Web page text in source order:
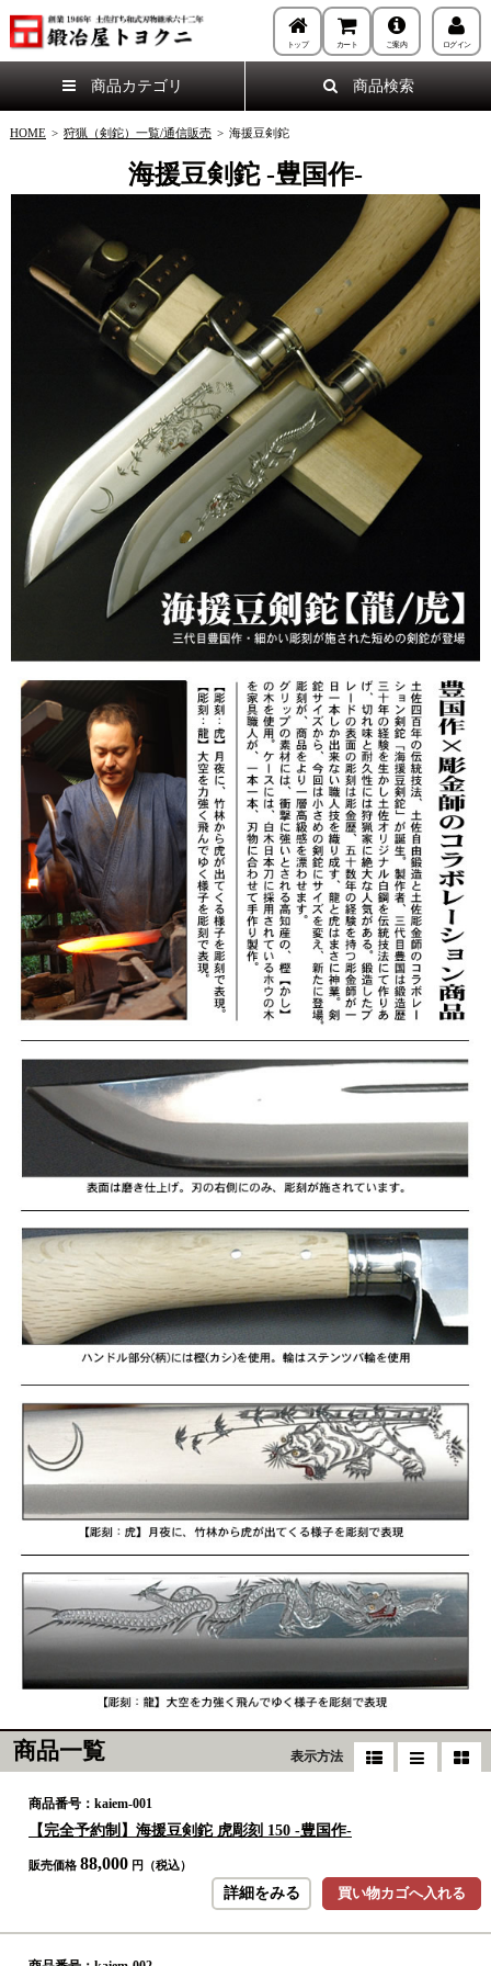
トップ カート ご案内 ログイン
商品カテゴリ 商品検索
HOME > 狩猟（剣鉈）一覧/通信販売 > 海援豆剣鉈
海援豆剣鉈 -豊国作-
商品一覧 表示方法
商品番号：kaiem-001
【完全予約制】海援豆剣鉈 虎彫刻 150 -豊国作-
販売価格 88,000 円（税込）
買い物カゴへ入れる
詳細をみる